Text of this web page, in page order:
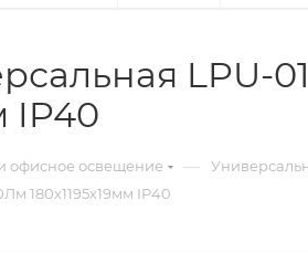
LPU-
IP40
офисное освещение —
180х1195х19мм IP40